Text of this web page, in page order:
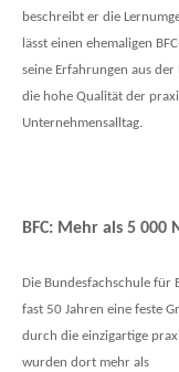
beschreibt er die
lässt einen ehemaligen
seine Erfahrungen aus
die hohe Qualität der
Unternehmensalltag.
BFC: Mehr als 5
Die Bundesfachschule für
fast 50 Jahren eine feste
durch die einzigartige
wurden dort mehr als